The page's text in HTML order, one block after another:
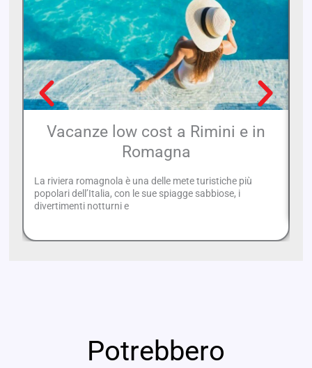
Vacanze low cost a Rimini e in
Romagna
La riviera romagnola è una delle mete turistiche più
popolari dell’Italia, con le sue spiagge sabbiose, i
divertimenti notturni e
Potrebbero